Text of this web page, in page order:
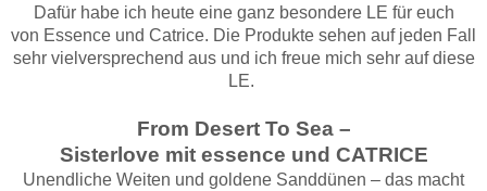
Dafür habe ich heute eine ganz besondere LE für euch
von Essence und Catrice. Die Produkte sehen auf jeden Fall
sehr vielversprechend aus und ich freue mich sehr auf diese
LE.
From Desert To Sea –
Sisterlove mit essence und CATRICE
Unendliche Weiten und goldene Sanddünen – das macht